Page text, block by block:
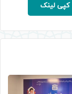
کپی لینک